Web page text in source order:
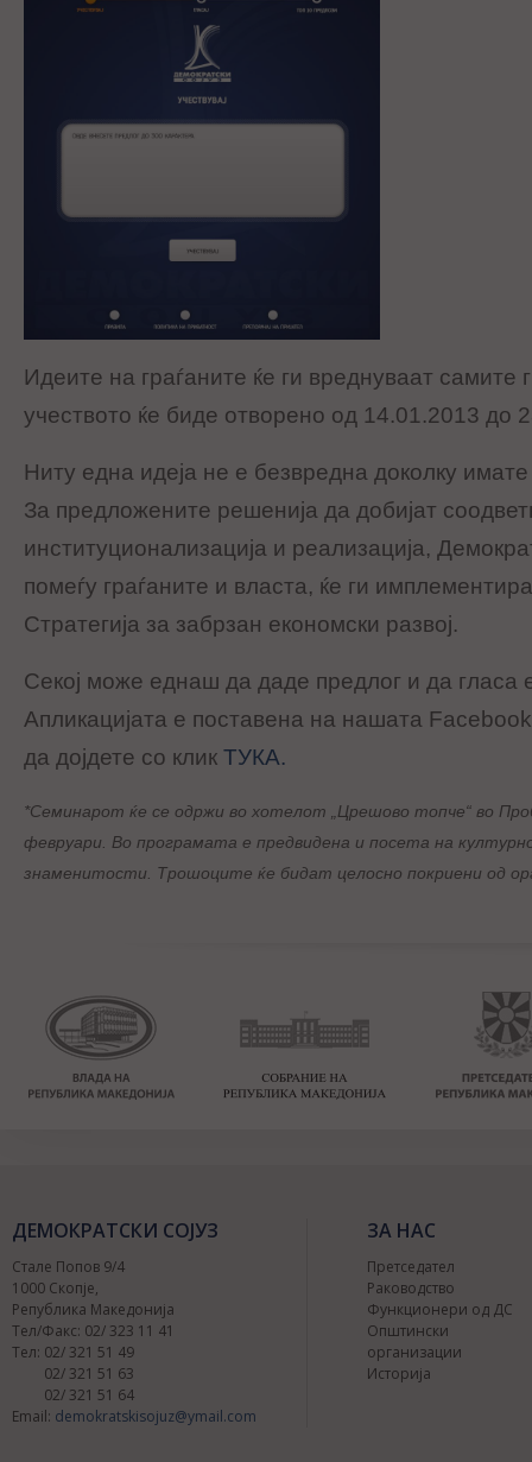
Идеите на граѓаните ќе ги вреднуваат самите
учеството ќе биде отворено од 14.01.2013 до
Ниту една идеја не е безвредна доколку имате
За предложените решенија да добијат
институционализација и реализација,
помеѓу граѓаните и власта, ќе ги
Стратегија за забрзан економски развој.
Секој може еднаш да даде предлог и да гласа
Апликацијата е поставена на нашата
да дојдете со клик ТУКА.
*Семинарот ќе се одржи во хотелот „Црешово топче“ во
февруари. Во програмата е предвидена и посета на
знаменитости. Трошоците ќе бидат целосно покриени од
ДЕМОКРАТСКИ СОЈУЗ
Стале Попов 9/4
1000 Скопје,
Република Македонија
Тел/Факс: 02/ 323 11 41
Тел: 02/ 321 51 49
02/ 321 51 63
02/ 321 51 64
Email: demokratskisojuz@ymail.com
ЗА НАС
Претседател
Раководство
Функционери од ДС
Општински
организации
Историја